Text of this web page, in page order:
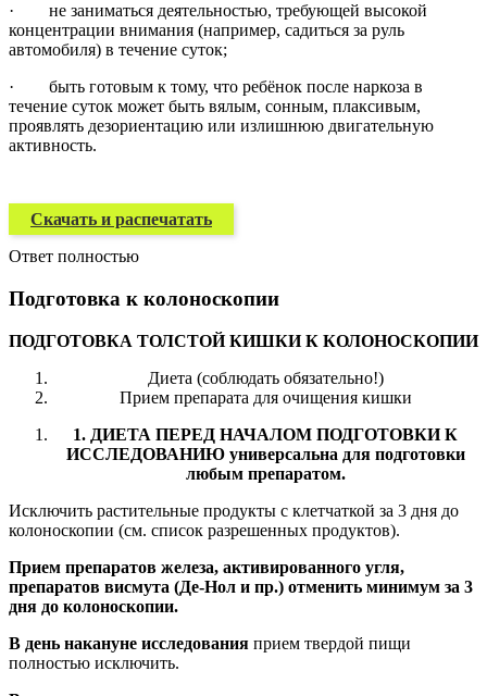
· не заниматься деятельностью, требующей высокой
концентрации внимания (например, садиться за руль
автомобиля) в течение суток;
· быть готовым к тому, что ребёнок после наркоза в
течение суток может быть вялым, сонным, плаксивым,
проявлять дезориентацию или излишнюю двигательную
активность.
Скачать и распечатать
Ответ полностью
Подготовка к колоноскопии
ПОДГОТОВКА ТОЛСТОЙ КИШКИ К КОЛОНОСКОПИИ
Диета (соблюдать обязательно!)
Прием препарата для очищения кишки
1. ДИЕТА ПЕРЕД НАЧАЛОМ ПОДГОТОВКИ К
ИССЛЕДОВАНИЮ универсальна для подготовки
любым препаратом.
Исключить растительные продукты с клетчаткой за 3 дня до
колоноскопии (см. список разрешенных продуктов).
Прием препаратов железа, активированного угля,
препаратов висмута (Де-Нол и пр.) отменить минимум за 3
дня до колоноскопии.
В день накануне исследования прием твердой пищи
полностью исключить.